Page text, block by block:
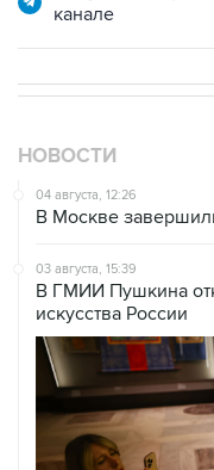
канале
НОВОСТИ
04 августа, 12:26
В Москве
03 августа, 15:39
В ГМИИ Пушкина
искусства России